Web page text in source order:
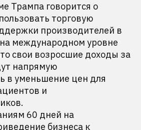
Трампа говорится о
торговую
производителей в
международном уровне
свои возросшие доходы за
напрямую
в уменьшение цен для
и
60 дней на
бизнеса к